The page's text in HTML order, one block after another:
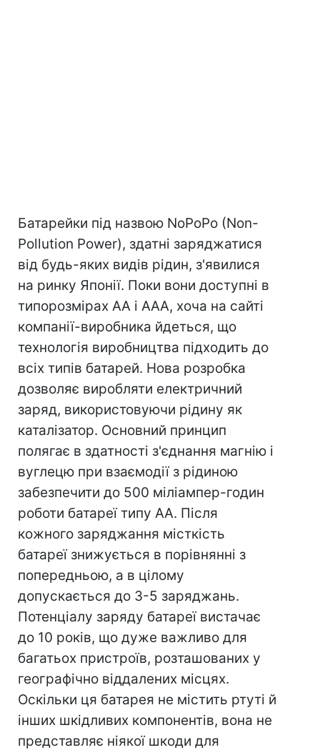
Батарейки під назвою NoPoPo (Non-
Pollution Power), здатні заряджатися
від будь-яких видів рідин, з'явилися
на ринку Японії. Поки вони доступні в
типорозмірах AA і AAA, хоча на сайті
компанії-виробника йдеться, що
технологія виробництва підходить до
всіх типів батарей. Нова розробка
дозволяє виробляти електричний
заряд, використовуючи рідину як
каталізатор. Основний принцип
полягає в здатності з'єднання магнію і
вуглецю при взаємодії з рідиною
забезпечити до 500 міліампер-годин
роботи батареї типу АА. Після
кожного заряджання місткість
батареї знижується в порівнянні з
попередньою, а в цілому
допускається до 3-5 заряджань.
Потенціалу заряду батареї вистачає
до 10 років, що дуже важливо для
багатьох пристроїв, розташованих у
географічно віддалених місцях.
Оскільки ця батарея не містить ртуті й
інших шкідливих компонентів, вона не
представляє ніякої шкоди для